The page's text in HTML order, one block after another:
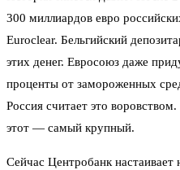
300 миллиардов евро
Euroclear. Бельгийский
этих денег. Евросоюз даже
проценты от замороженных
Россия считает это
этот — самый крупный.
Сейчас Центробанк